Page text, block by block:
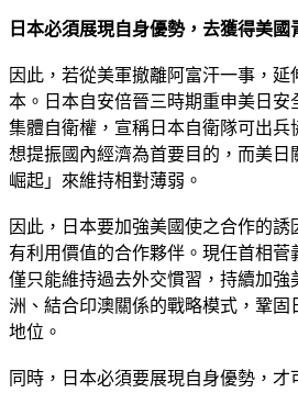
日本必須展現自身優勢，去獲得美國
因此，若從美軍撤離阿富汗一事，延
本。日本自安倍晉三時期重申美日安
集體自衛權，宣稱日本自衛隊可出兵
想提振國內經濟為首要目的，而美日
崛起」來維持相對薄弱。
因此，日本要加強美國使之合作的
有利用價值的合作夥伴。現任首相菅
僅只能維持過去外交慣習，持續加強
洲、結合印澳關係的戰略模式，鞏固
地位。
同時，日本必須要展現自身優勢，才